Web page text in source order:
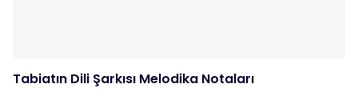
Tabiatın Dili Şarkısı Melodika Notaları